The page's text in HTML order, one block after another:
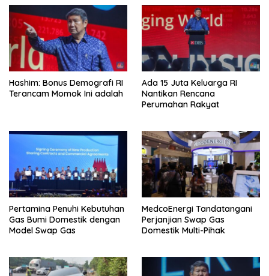
Hashim: Bonus Demografi RI
Terancam Momok Ini adalah
Ada 15 Juta Keluarga RI
Nantikan Rencana
Perumahan Rakyat
Pertamina Penuhi Kebutuhan
Gas Bumi Domestik dengan
Model Swap Gas
MedcoEnergi Tandatangani
Perjanjian Swap Gas
Domestik Multi-Pihak